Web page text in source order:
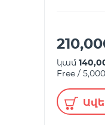
կամ
Free /